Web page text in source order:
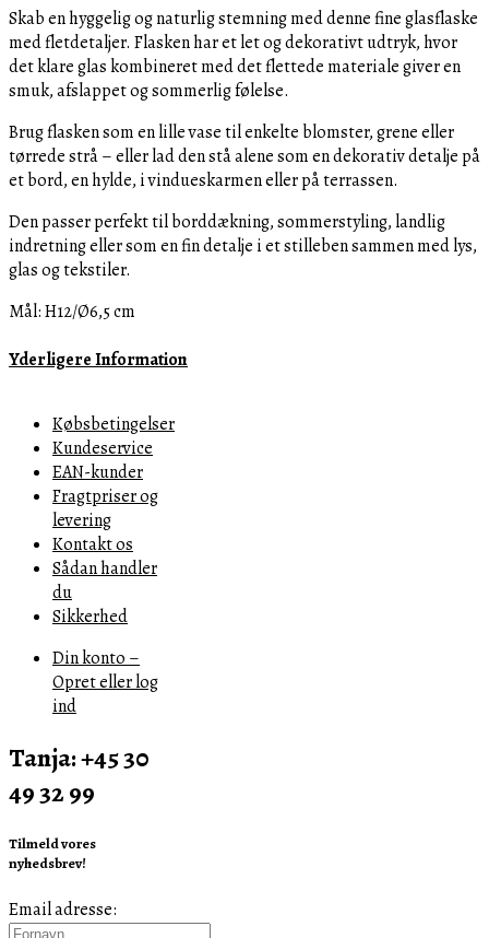
Skab en hyggelig og naturlig stemning med denne fine glasflaske
med fletdetaljer. Flasken har et let og dekorativt udtryk, hvor
det klare glas kombineret med det flettede materiale giver en
smuk, afslappet og sommerlig følelse.
Brug flasken som en lille vase til enkelte blomster, grene eller
tørrede strå – eller lad den stå alene som en dekorativ detalje på
et bord, en hylde, i vindueskarmen eller på terrassen.
Den passer perfekt til borddækning, sommerstyling, landlig
indretning eller som en fin detalje i et stilleben sammen med lys,
glas og tekstiler.
Mål: H12/Ø6,5 cm
Yderligere Information
Købsbetingelser
Kundeservice
EAN-kunder
Fragtpriser og
levering
Kontakt os
Sådan handler
du
Sikkerhed
Din konto –
Opret eller log
ind
Tanja: +45 30
49 32 99
Tilmeld vores
nyhedsbrev!
Email adresse: